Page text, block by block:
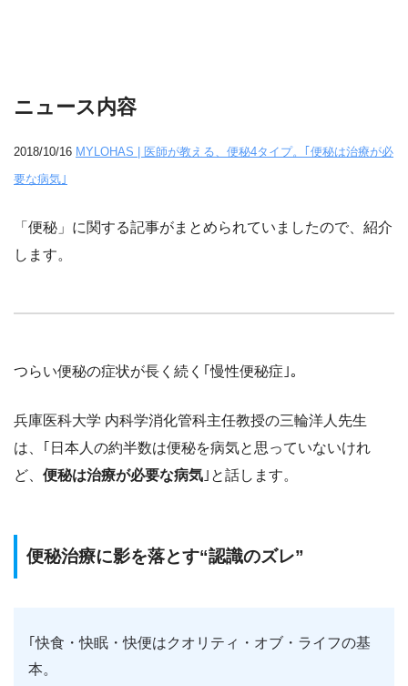
ニュース内容
2018/10/16 MYLOHAS | 医師が教える、便秘4タイプ。｢便秘は治療が必
要な病気｣
「便秘」に関する記事がまとめられていましたので、紹介
します。
つらい便秘の症状が長く続く｢慢性便秘症｣。
兵庫医科大学 内科学消化管科主任教授の三輪洋人先生
は、｢日本人の約半数は便秘を病気と思っていないけれ
ど、 便秘は治療が必要な病気 ｣と話します。
便秘治療に影を落とす“認識のズレ”
｢快食・快眠・快便はクオリティ・オブ・ライフの基
本。